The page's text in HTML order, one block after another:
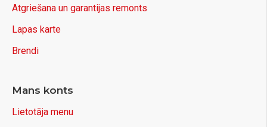
Atgriešana un garantijas remonts
Lapas karte
Brendi
Mans konts
Lietotāja menu